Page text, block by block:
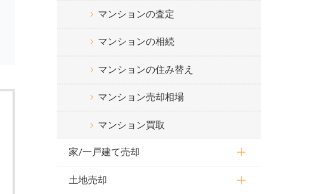
マンションの査定
マンションの相続
マンションの住み替え
マンション売却相場
マンション買取
家/一戸建て売却
土地売却